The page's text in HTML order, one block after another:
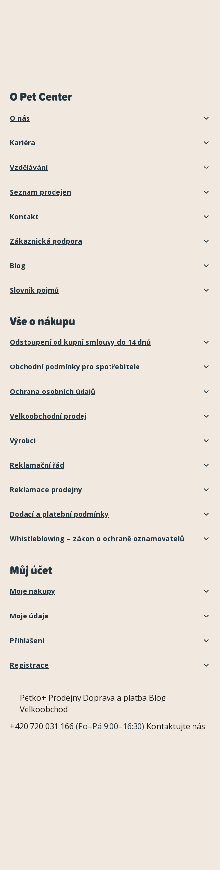
O Pet Center
O nás
Kariéra
Vzdělávání
Seznam prodejen
Kontakt
Zákaznická podpora
Blog
Slovník pojmů
Vše o nákupu
Odstoupení od kupní smlouvy do 14 dnů
Obchodní podmínky pro spotřebitele
Ochrana osobních údajů
Velkoobchodní prodej
Výrobci
Reklamační řád
Reklamace prodejny
Dodací a platební podmínky
Whistleblowing – zákon o ochraně oznamovatelů
Můj účet
Moje nákupy
Moje údaje
Přihlášení
Registrace
Petko+ Prodejny Doprava a platba Blog
Velkoobchod
+420 720 031 166 (Po–Pá 9:00–16:30) Kontaktujte nás